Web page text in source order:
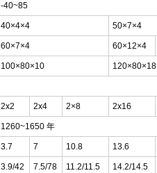
-40~85
40×4×4 50×7×4
60×7×4 60×12×4
100×80×10 120×80×18
2x2 2x4 2×8 2x16
1260~1650 年
3.7 7 10.8 13.6
3.9/42 7.5/78 11.2/11.5 14.2/14.5